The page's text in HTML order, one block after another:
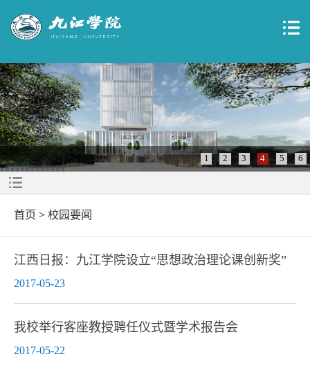
1 2 3 4 5 6
首页 > 校园要闻
江西日报：九江学院设立“思想政治理论课创新奖”
2017-05-23
我校举行客座教授聘任仪式暨学术报告会
2017-05-22